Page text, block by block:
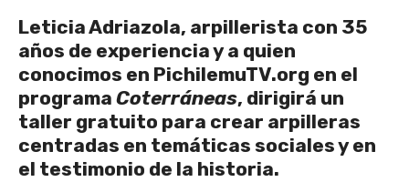
Leticia Adriazola, arpillerista con 35
años de experiencia y a quien
conocimos en PichilemuTV.org en el
programa Coterráneas, dirigirá un
taller gratuito para crear arpilleras
centradas en temáticas sociales y en
el testimonio de la historia.